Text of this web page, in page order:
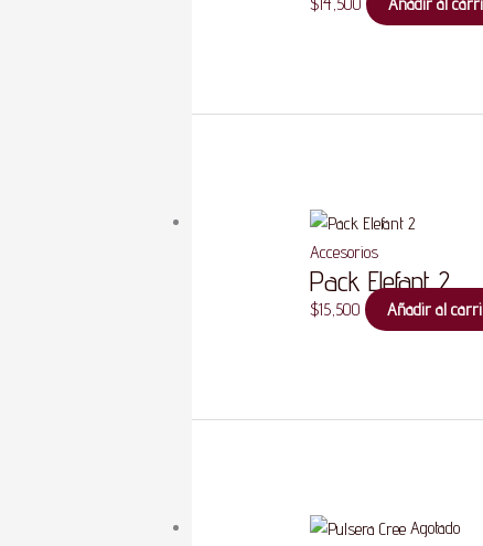
$14,500 Añadir al
Accesorios
Pack Elefant 2
$15,500 Añadir al
Agotado